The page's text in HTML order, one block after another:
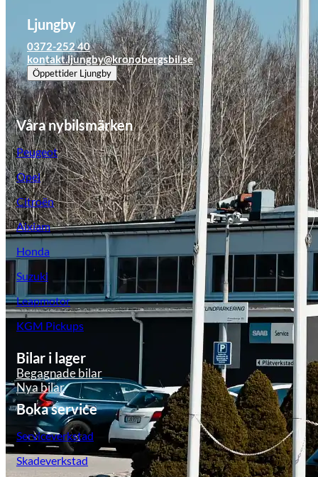
Opel
Ljungby
0372-252 40
kontakt.ljungby@kronobergsbil.se
Öppettider Ljungby
Våra nybilsmärken
Peugeot
Opel
Citroën
Aixiam
Honda
Suzuki
Leapmotor
KGM Pickups
Bilar i lager
Begagnade bilar
Nya bilar
Boka service
Serviceverkstad
Skadeverkstad